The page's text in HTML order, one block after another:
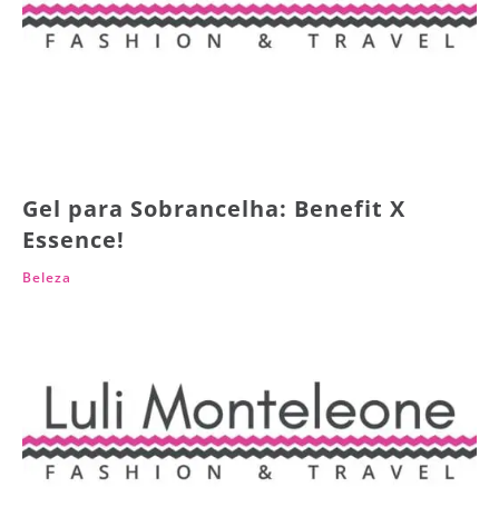
Gel para Sobrancelha: Benefit X
Essence!
Beleza